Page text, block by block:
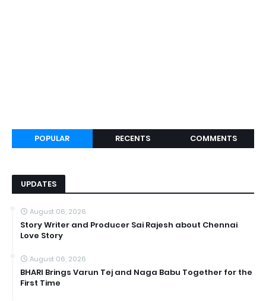
POPULAR RECENTS COMMENTS
UPDATES
August 06, 2026
Story Writer and Producer Sai Rajesh about Chennai
Love Story
August 06, 2026
BHARI Brings Varun Tej and Naga Babu Together for the
First Time